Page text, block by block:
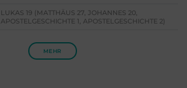
LUKAS 19 (MATTHÄUS 27, JOHANNES 20,
APOSTELGESCHICHTE 1, APOSTELGESCHICHTE 2)
MEHR